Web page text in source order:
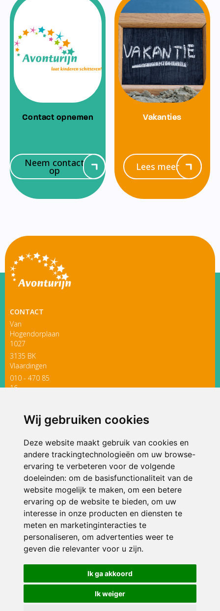
Wij gebruiken cookies
Deze website maakt gebruik van cookies en
andere trackingtechnologieën om uw browse-
ervaring te verbeteren voor de volgende
doeleinden: om de basisfunctionaliteit van de
website mogelijk te maken, om een betere
ervaring op de website te bieden, om uw
interesse in onze producten en diensten te
meten en marketinginteracties te
personaliseren, om advertenties weer te
geven die relevanter voor u zijn.
Ik ga akkoord
Ik weiger
Contact opnemen
Neem contact
op
Vakanties
Lees meer
CONTACT
Van
Hogendorplaan
1027
3135 BK
Vlaardingen
010 - 470 85
16
ONDERDEEL VAN
© 2026 Avonturijn | Alle rechten voorbehouden
Privacy policy|Disclaimer| Klachtenregeling|RSIN en Anbi
voorkeuren
Crealisatie The MindOffice